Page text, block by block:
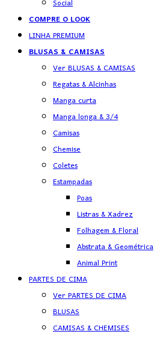
Social
COMPRE O LOOK
LINHA PREMIUM
BLUSAS & CAMISAS
Ver BLUSAS & CAMISAS
Regatas & Alcinhas
Manga curta
Manga longa & 3/4
Camisas
Chemise
Coletes
Estampadas
Poas
Listras & Xadrez
Folhagem & Floral
Abstrata & Geométrica
Animal Print
PARTES DE CIMA
Ver PARTES DE CIMA
BLUSAS
CAMISAS & CHEMISES